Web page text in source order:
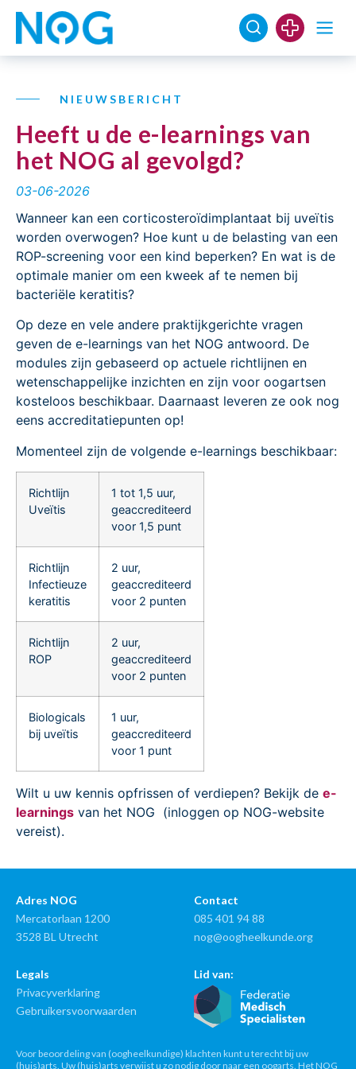
NIEUWSBERICHT
Heeft u de e-learnings van
het NOG al gevolgd?
03-06-2026
Wanneer kan een corticosteroïdimplantaat bij uveïtis
worden overwogen? Hoe kunt u de belasting van een
ROP-screening voor een kind beperken? En wat is de
optimale manier om een kweek af te nemen bij
bacteriële keratitis?
Op deze en vele andere praktijkgerichte vragen
geven de e-learnings van het NOG antwoord. De
modules zijn gebaseerd op actuele richtlijnen en
wetenschappelijke inzichten en zijn voor oogartsen
kosteloos beschikbaar. Daarnaast leveren ze ook nog
eens accreditatiepunten op!
Momenteel zijn de volgende e-learnings beschikbaar:
Richtlijn
Uveïtis
1 tot 1,5 uur,
geaccrediteerd
voor 1,5 punt
Richtlijn
Infectieuze
keratitis
2 uur,
geaccrediteerd
voor 2 punten
Richtlijn
ROP
2 uur,
geaccrediteerd
voor 2 punten
Biologicals
bij uveïtis
1 uur,
geaccrediteerd
voor 1 punt
Wilt u uw kennis opfrissen of verdiepen? Bekijk de e-
learnings van het NOG (inloggen op NOG-website
vereist).
Adres NOG
Mercatorlaan 1200
3528 BL Utrecht
Contact
085 401 94 88
nog@oogheelkunde.org
Legals
Privacyverklaring
Gebruikersvoorwaarden
Lid van:
Voor beoordeling van (oogheelkundige) klachten kunt u terecht bij uw
(huis)arts. Uw (huis)arts verwijst u zo nodig door naar een oogarts. Het NOG